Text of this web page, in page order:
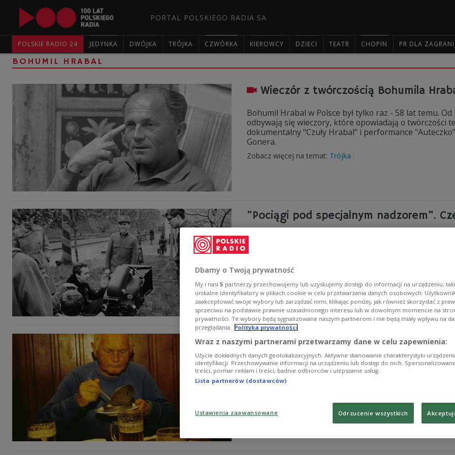
PORTAL POLSKIEGO RADIA SA
POLSKIE RADIO 24 JEDYNKA DWÓJKA TRÓJKA CZWÓRKA KIEROWCY DZIECI TEATR CHOPIN PR DLA
BOHUMIL HRABAL
Wieczór z twórczością Bohumila
Bohumil Hrabal w Polsce był tylko raz - 58 lat temu.
odbywają się wieczory, które opowiadają o twórczości
dokumentalny "Czuły Hrabal" i performance
Gonera.
Zobacz więcej na temat: Trójka
"Pociągi pod specjalnym nadzorem".
18 listopada 1966 roku odbyła się premiera filmu
najciekawszy i najlepszy przykład czeskiej nowej fali
fakt, że był to właściwie debiut reżysera.
Zobacz więcej na temat:
Bohumil Hrabal. Pisał bez patosu,
Kiedy Polacy mówią "to jest jak z Mrożka", mają na
Hrabala"? - To był wielki intelektualista, który w
wiersze podczas swoich posiedzeń, a ludzie patrzyli
Magda Mikołajczuk literatura
Czechy
Dbamy o Twoją prywatność
My i nasi 5 partnerzy przechowujemy lub uzyskujemy dostęp do informacji na urządzeniu,
unikalne identyfikatory w plikach cookie w celu przetwarzania danych osobowych.
zaakceptować swoje wybory lub zarządzać nimi, klikając poniżej, jak również skorzystać z
sprzeciwu na podstawie prawnie uzasadnionego interesu lub w dowolnym momencie na
prywatności. Te wybory będą sygnalizowane naszym partnerom i nie będą miały wpływu na
przeglądania. Polityka prywatności
Wraz z naszymi partnerami przetwarzamy dane w celu zapewnienia:
Użycie dokładnych danych geolokalizacyjnych. Aktywne skanowanie charakterystyki
identyfikacji. Przechowywanie informacji na urządzeniu lub dostęp do nich.
treści, pomiar reklam i treści, badnie odbiorców i ulepszanie usług.
Lista partnerów (dostawców)
Ustawienia zaawansowane Odrzucenie wszystkich